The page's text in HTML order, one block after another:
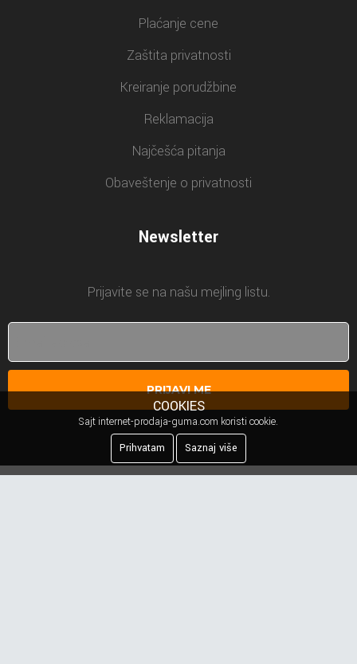
Plaćanje cene
Zaštita privatnosti
Kreiranje porudžbine
Reklamacija
Najčešća pitanja
Obaveštenje o privatnosti
Newsletter
Prijavite se na našu mejling listu.
PRIJAVI ME
COOKIES
Sajt internet-prodaja-guma.com koristi cookie.
Prihvatam
Saznaj više